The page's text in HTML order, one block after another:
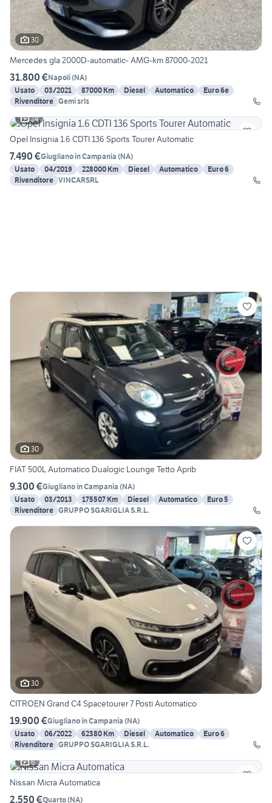
30
Mercedes gla 2000D-automatic- AMG-km 87000-2021
31.800 €Napoli(NA)
Usato
03/2021 87000 Km Diesel Automatico
Euro 6e
Rivenditore Gemi srls
24
Opel Insignia 1.6 CDTI 136 Sports Tourer Automatic
7.490 €Giugliano in Campania (NA)
Usato
04/2019 228000 Km Diesel Automatico
Euro 6
Rivenditore VINCARSRL
30
FIAT 500L Automatico Dualogic Lounge Tetto Aprib
9.300 €Giugliano in Campania (NA)
Usato
03/2013 175507 Km Diesel Automatico
Euro 5
Rivenditore GRUPPO SGARIGLIA S.R.L.
30
CITROEN Grand C4 Spacetourer 7 Posti Automatico
19.900 €Giugliano in Campania (NA)
Usato
06/2022 62380 Km Diesel Automatico
Euro 6
Rivenditore GRUPPO SGARIGLIA S.R.L.
6
Nissan Micra Automatica
2.550 €Quarto(NA)